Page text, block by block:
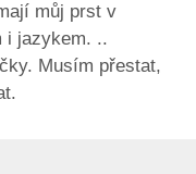
můj prst v
i jazykem. ..
Musím přestat,